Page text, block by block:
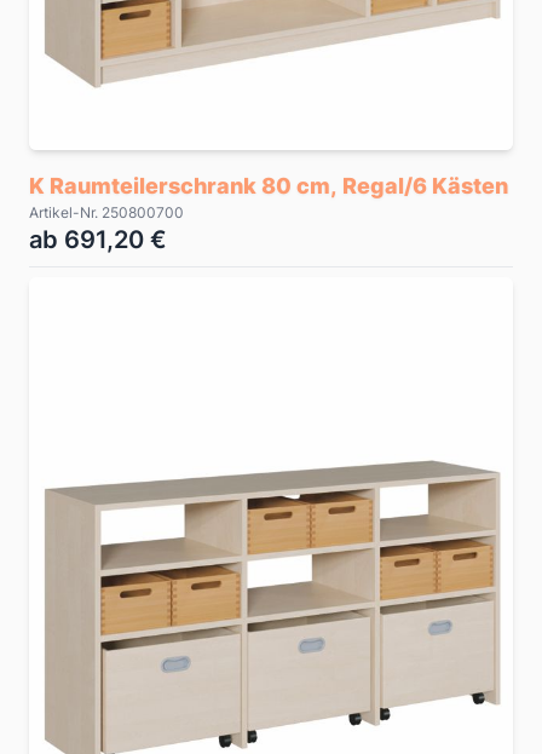
K Raumteilerschrank 80 cm, Regal/6 Kästen
Artikel-Nr. 250800700
ab 691,20 €